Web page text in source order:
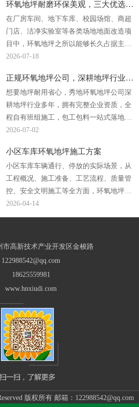
环氧地坪耐磨环保美观，三大优选方案
在厂房车间、地下车库、校园场馆、商超
门店、洁净实验室等各类场地地面改造项
目中，环氧地坪之所以能够长久占据主流
地位，核心原因便是它同时兼顾强悍耐磨
2026-07-18
正规环氧地坪公司，深耕地坪行业多年
想要地坪耐用省心，秀地环氧地坪公司深
耕地坪行业多年，拥有完整企业资质，全
程自有班组施工，包工包料一站式落地，
厂房、车间、地下车库地坪工程均可放心
2026-07-02
小区车库环氧地坪施工方案
小区车库车辆通行、停放的实际场景，从
工程概况、施工准备、工艺流程、质量管
控、安全文明施工等全方面，环氧地坪公
司编辑完整规范了小区车库环氧地坪施工
方案，贴合现场施工落地需求。...
2026-04-14
市高新技术产业开发区金梭路
122988542@qq.com
18625559981
www.hnxiudi.com
版权所有 邮箱：122988542@qq.com